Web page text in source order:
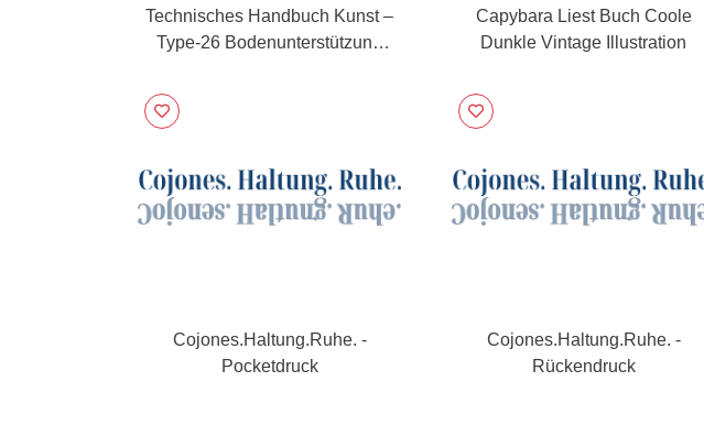
Technisches Handbuch Kunst –
Type-26 Bodenunterstützung
Capybara Liest Buch Coole
Dunkle Vintage Illustration
Cojones.Haltung.Ruhe. -
Pocketdruck
Cojones.Haltung.Ruhe. -
Rückendruck